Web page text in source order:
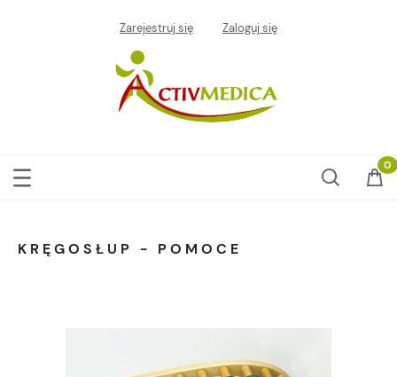
Zarejestruj się Zaloguj się
KRĘGOSŁUP - POMOCE